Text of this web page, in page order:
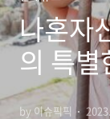
나혼자
의 특
by 이슈픽픽